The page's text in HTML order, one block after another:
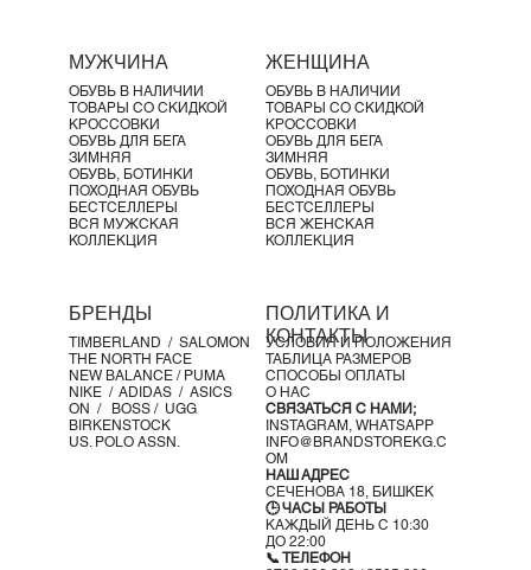
Трёхслойная амортизация CloudTec® для высокой
отзывчивости
Пена Helion™ для комфорта и возврата энергии
Speedboard® для ускорения и динамики движения
Дышащий трикотажный верх с зонами вентиляции
Улучшенная форма rocker для плавного переката
Резиновая подошва с оптимальным сцеплением
Перепад пятка-носок: 6 мм
Промежуточная подошва с пеной Helion™
Резиновая подошва
МУЖЧИНА
ОБУВЬ В НАЛИЧИИ
ТОВАРЫ СО СКИДКОЙ
КРОССОВКИ
ОБУВЬ ДЛЯ БЕГА
ЗИМНЯЯ
ОБУВЬ, БОТИНКИ
ПОХОДНАЯ ОБУВЬ
БЕСТСЕЛЛЕРЫ
ВСЯ МУЖСКАЯ
КОЛЛЕКЦИЯ
ЖЕНЩИНА
ОБУВЬ В НАЛИЧИИ
ТОВАРЫ СО СКИДКОЙ
КРОССОВКИ
ОБУВЬ ДЛЯ БЕГА
ЗИМНЯЯ
ОБУВЬ, БОТИНКИ
ПОХОДНАЯ ОБУВЬ
БЕСТСЕЛЛЕРЫ
ВСЯ ЖЕНСКАЯ
КОЛЛЕКЦИЯ
БРЕНДЫ
TIMBERLAND / SALOMON
THE NORTH FACE
NEW BALANCE / PUMA
NIKE / ADIDAS / ASICS
ON / BOSS / UGG
BIRKENSTOCK
US. POLO ASSN.
ПОЛИТИКА И
КОНТАКТЫ
УСЛОВИЯ И ПОЛОЖЕНИЯ
ТАБЛИЦА РАЗМЕРОВ
СПОСОБЫ ОПЛАТЫ
О НАС
СВЯЗАТЬСЯ С НАМИ;
INSTAGRAM, WHATSAPP
INFO@BRANDSTOREKG.C
OM
НАШ АДРЕС
СЕЧЕНОВА 18, БИШКЕК
🕒 ЧАСЫ РАБОТЫ
КАЖДЫЙ ДЕНЬ С 10:30
ДО 22:00
📞 ТЕЛЕФОН